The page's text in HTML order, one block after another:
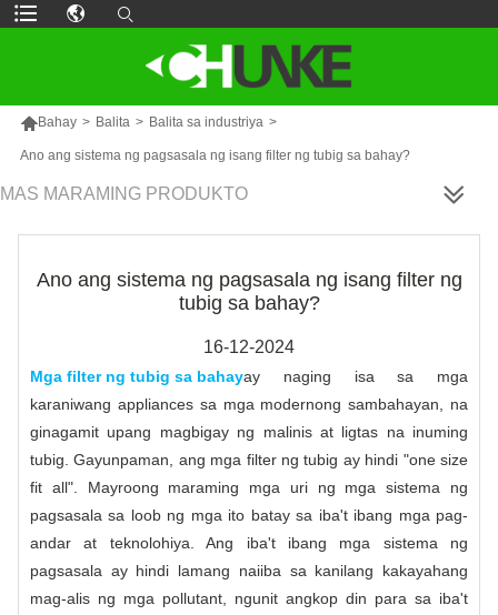
Bahay > Balita > Balita sa industriya >
Ano ang sistema ng pagsasala ng isang filter ng tubig sa bahay?
MAS MARAMING PRODUKTO
Ano ang sistema ng pagsasala ng isang filter ng
tubig sa bahay?
16-12-2024
Mga filter ng tubig sa bahayay naging isa sa mga
karaniwang appliances sa mga modernong sambahayan, na
ginagamit upang magbigay ng malinis at ligtas na inuming
tubig. Gayunpaman, ang mga filter ng tubig ay hindi "one size
fit all". Mayroong maraming mga uri ng mga sistema ng
pagsasala sa loob ng mga ito batay sa iba't ibang mga pag-
andar at teknolohiya. Ang iba't ibang mga sistema ng
pagsasala ay hindi lamang naiiba sa kanilang kakayahang
mag-alis ng mga pollutant, ngunit angkop din para sa iba't